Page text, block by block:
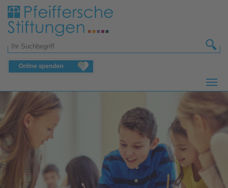
Zum Hauptinhalt springen
Suchformular